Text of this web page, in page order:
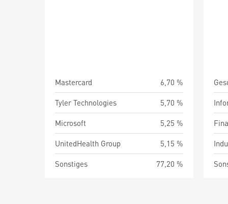
Mastercard
6,70 %
Tyler Technologies
5,70 %
Microsoft
5,25 %
UnitedHealth Group
5,15 %
Sonstiges
77,20 %